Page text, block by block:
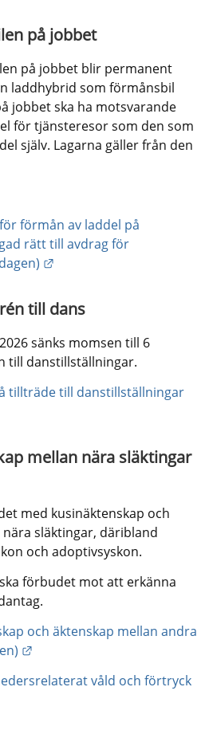
på jobbet
på jobbet blir permanent
laddhybrid som förmånsbil
jobbet ska ha motsvarande
för tjänsteresor som den som
själv. Lagarna gäller från den
förmån av laddel på
rätt till avdrag för
till dans
sänks momsen till 6
till danstillställningar.
tillträde till danstillställningar
mellan nära släktingar
med kusinäktenskap och
släktingar, däribland
och adoptivsyskon.
förbudet mot att erkänna
och äktenskap mellan andra
våld och förtryck